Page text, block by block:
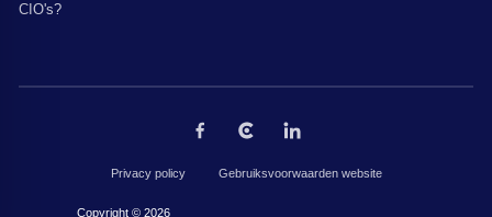
CIO's?
Privacy policy Gebruiksvoorwaarden website
Copyright © 2026 door The Codest. Alle rechten voorbehouden.